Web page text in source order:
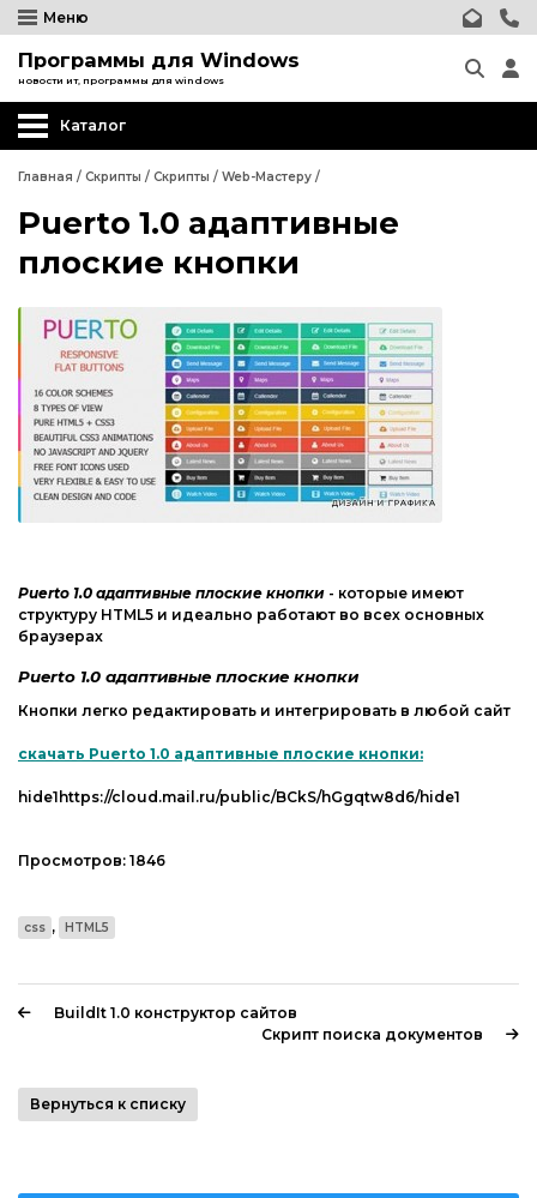
Меню
Программы для Windows
новости ит, программы для windows
Каталог
Wordpress
Joomla
phpBB форум
Другие CMS
Другие шаблоны
Главная / Скрипты / Скрипты / Web-Мастеру /
Puerto 1.0 адаптивные
плоские кнопки
Puerto 1.0 адаптивные плоские кнопки - которые имеют
структуру HTML5 и идеально работают во всех основных
браузерах
Puerto 1.0 адаптивные плоские кнопки
Кнопки легко редактировать и интегрировать в любой сайт
скачать Puerto 1.0 адаптивные плоские кнопки:
hide1https://cloud.mail.ru/public/BCkS/hGgqtw8d6/hide1
Просмотров: 1846
css , HTML5
BuildIt 1.0 конструктор сайтов
Скрипт поиска документов
Вернуться к списку
Wordpress
Другие CMS
Web-Мастеру
Другие шаблоны